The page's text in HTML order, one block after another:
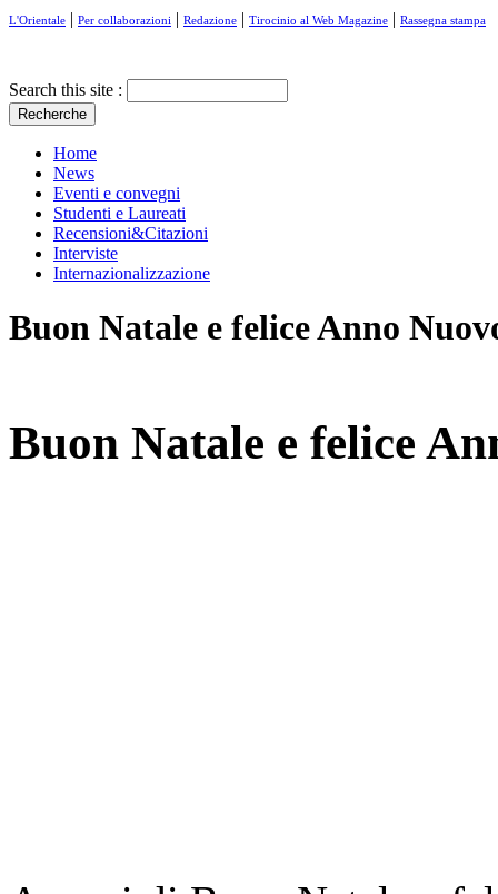
L'Orientale | Per collaborazioni | Redazione | Tirocinio al Web Magazine | Rassegna stampa
Search this site :
Home
News
Eventi e convegni
Studenti e Laureati
Recensioni&Citazioni
Interviste
Internazionalizzazione
Buon Natale e felice Anno
Buon Natale e felice